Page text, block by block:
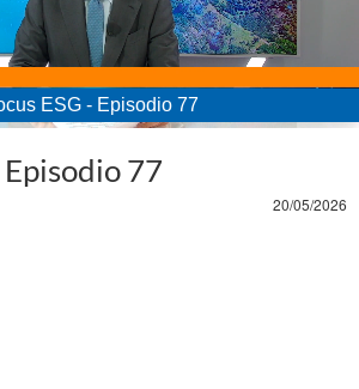
ESG - Episodio 77
Episodio 77
20/05/2026